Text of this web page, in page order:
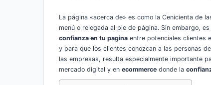
La página «acerca de» es como la Cenicienta de
menú o relegada al pie de página. Sin embargo,
confianza en tu pagina entre potenciales clientes
y para que los clientes conozcan a las personas
las empresas, resulta especialmente importante
mercado digital y en ecommerce donde la